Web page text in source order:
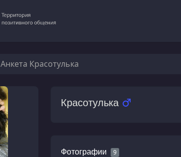
Анкета Красотулька
Красотулька
Фотографии 9